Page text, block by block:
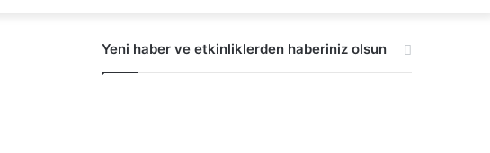
...
Yeni haber ve etkinliklerden haberiniz olsun